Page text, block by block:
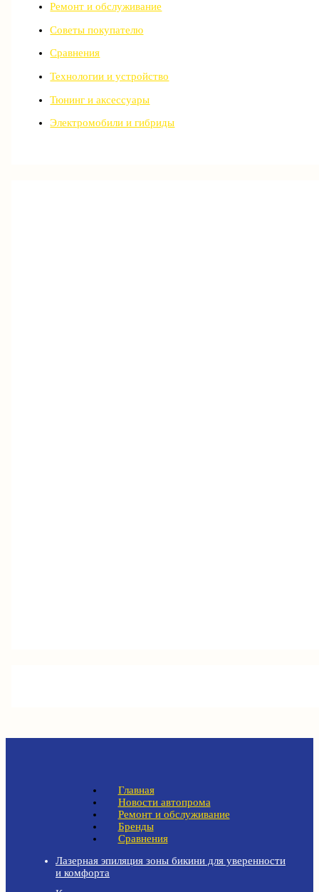
Ремонт и обслуживание
Советы покупателю
Сравнения
Технологии и устройство
Тюнинг и аксессуары
Электромобили и гибриды
Главная
Новости автопрома
Ремонт и обслуживание
Бренды
Сравнения
Лазерная эпиляция зоны бикини для уверенности
и комфорта